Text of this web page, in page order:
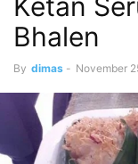
Bhalen
By dimas - November